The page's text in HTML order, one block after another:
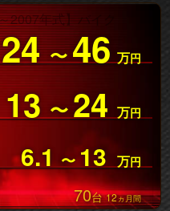
24 〜46 万円
13 〜 24 万円
6.1 〜13 万円
70台12ヵ月間